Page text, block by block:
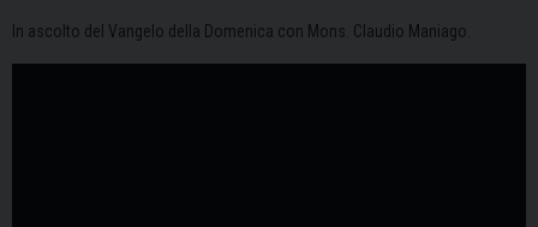
In ascolto del Vangelo della Domenica con Mons. Claudio Maniago.